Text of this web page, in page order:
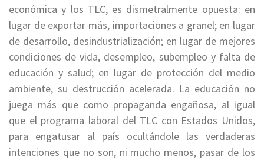
económica y los TLC, es dismetralmente opuesta: en
lugar de exportar más, importaciones a granel; en lugar
de desarrollo, desindustrialización; en lugar de mejores
condiciones de vida, desempleo, subempleo y falta de
educación y salud; en lugar de protección del medio
ambiente, su destrucción acelerada. La educación no
juega más que como propaganda engañosa, al igual
que el programa laboral del TLC con Estados Unidos,
para engatusar al país ocultándole las verdaderas
intenciones que no son, ni mucho menos, pasar de los